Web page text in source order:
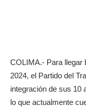
COLIMA.- Para llegar
2024, el Partido del
integración de sus 10
lo que actualmente